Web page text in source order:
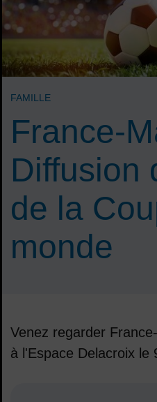
France-
Diffusion
de la
monde
FAMILLE
Venez regarder
à l'Espace Delacroix le